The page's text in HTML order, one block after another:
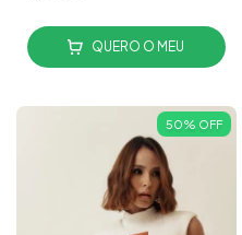
QUERO O MEU
50% OFF